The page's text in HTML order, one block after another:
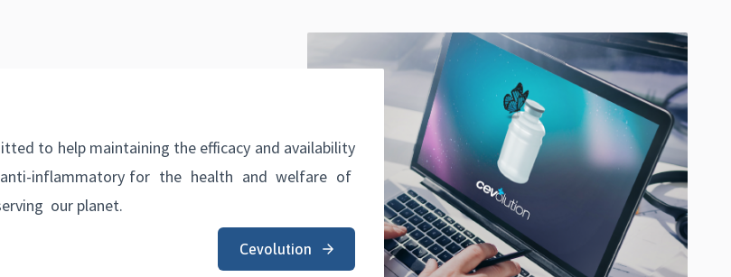
to help maintaining the efficacy and availability
inflammatory for the health and welfare of
our planet.
Cevolution